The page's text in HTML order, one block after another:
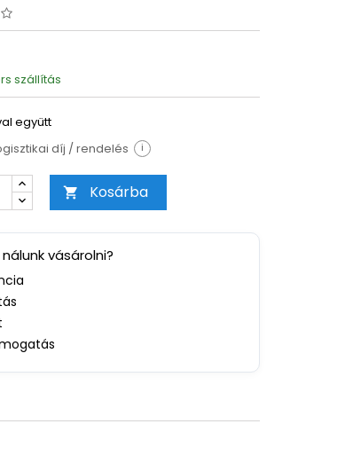
szállítás
együtt
díj / rendelés i
 Kosárba
vásárolni?